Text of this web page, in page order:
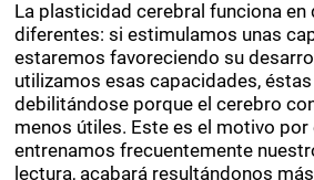
La plasticidad cerebral funciona
diferentes: si estimulamos unas
estaremos favoreciendo su
utilizamos esas capacidades,
debilitándose porque el cerebro
menos útiles. Este es el motivo por
entrenamos frecuentemente
lectura, acabará resultándonos